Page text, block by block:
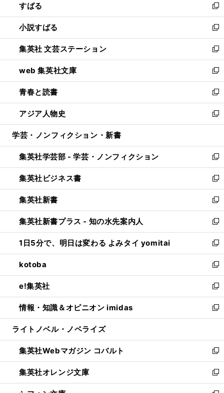
く
で
開
く
ド
ウ
で
開
く
すばる
新
し
い
ウ
ィ
ン
ド
ウ
で
開
く
小説すばる
新
し
い
ウ
ィ
ン
ド
ウ
で
開
集英社 文芸ステーション
新
し
い
ウ
ィ
ン
ド
ウ
開
く
web 集英社文庫
新
し
い
ウ
ィ
ン
ウ
で
開
く
青春と読書
新
し
い
ウ
ン
ド
ウ
で
開
く
アジア人物史
新
し
ウ
ィ
ン
ド
ウ
で
開
く
学芸・ノンフィクション・新書
集英社学芸部 - 学芸・ノンフィクション
新
し
い
ウ
ィ
ン
ド
ウ
で
開
く
集英社ビジネス書
新
し
い
ウ
ィ
ン
ド
ウ
で
開
く
集英社新書
新
し
い
ウ
ィ
ン
ド
ウ
で
開
く
集英社新書プラス - 知の水先案内人
新
し
い
ウ
ィ
ン
ド
ウ
で
開
1日5分で、明日は変わる よみタイ yomitai
新
し
い
ウ
ィ
ン
ド
ウ
開
く
kotoba
新
し
い
ウ
ィ
ン
ウ
で
開
く
e!集英社
新
し
い
ウ
ン
ド
ウ
で
開
情報・知識＆オピニオン imidas
新
し
ウ
ィ
ン
ド
ウ
ライトノベル・ノベライズ
集英社Webマガジン コバルト
新
し
い
ウ
集英社オレンジ文庫
新
し